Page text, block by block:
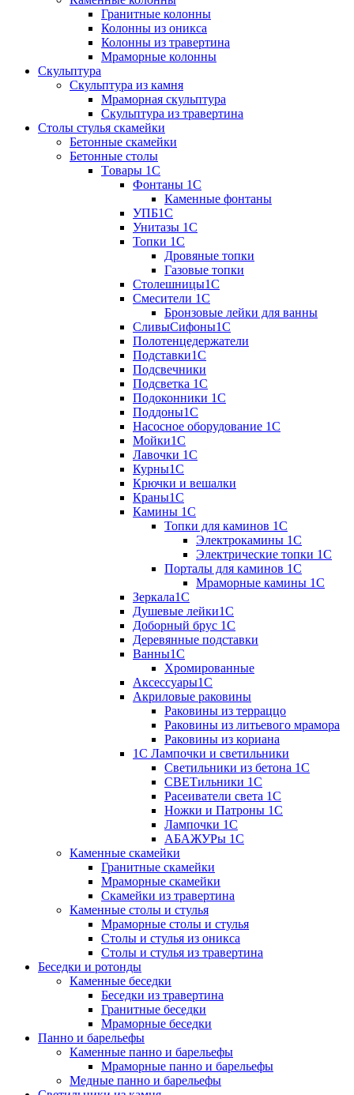
Гранитные колонны
Колонны из оникса
Колонны из травертина
Мраморные колонны
Скульптура
Скульптура из камня
Мраморная скульптура
Скульптура из травертина
Столы стулья скамейки
Бетонные скамейки
Бетонные столы
Tовары 1C
Фонтаны 1C
Каменные фонтаны
УПБ1С
Унитазы 1С
Топки 1С
Дровяные топки
Газовые топки
Столешницы1С
Смесители 1С
Бронзовые лейки для ванны
СливыСифоны1С
Полотенцедержатели
Подставки1С
Подсвечники
Подсветка 1С
Подоконники 1С
Поддоны1С
Насосное оборудование 1С
Мойки1С
Лавочки 1С
Курны1С
Крючки и вешалки
Краны1С
Камины 1C
Топки для каминов 1C
Электрокамины 1С
Электрические топки 1C
Порталы для каминов 1С
Мраморные камины 1C
Зеркала1С
Душевые лейки1С
Доборный брус 1С
Деревянные подставки
Ванны1С
Хромированные
Аксессуары1С
Акриловые раковины
Раковины из терраццо
Раковины из литьевого мрамора
Раковины из кориана
1С Лампочки и светильники
Светильники из бетона 1С
СВЕТильники 1С
Расеиватели света 1С
Ножки и Патроны 1С
Лампочки 1С
АБАЖУРы 1С
Каменные скамейки
Гранитные скамейки
Мраморные скамейки
Скамейки из травертина
Каменные столы и стулья
Мраморные столы и стулья
Столы и стулья из оникса
Столы и стулья из травертина
Беседки и ротонды
Каменные беседки
Беседки из травертина
Гранитные беседки
Мраморные беседки
Панно и барельефы
Каменные панно и барельефы
Мраморные панно и барельефы
Медные панно и барельефы